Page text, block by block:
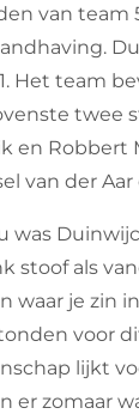
van team
Het team
twee
en
van der
was
stoof als
waar je zin
voor
lijkt
er zomaar